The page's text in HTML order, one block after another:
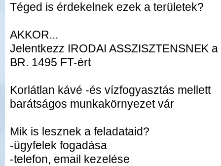
Téged is érdekelnek ezek a területek?
AKKOR...
Jelentkezz IRODAI ASSZISZTENSNEK
BR. 1495 FT-ért
Korlátlan kávé -és vízfogyasztás mellett
barátságos munkakörnyezet vár
Mik is lesznek a feladataid?
-ügyfelek fogadása
-telefon, email kezelése